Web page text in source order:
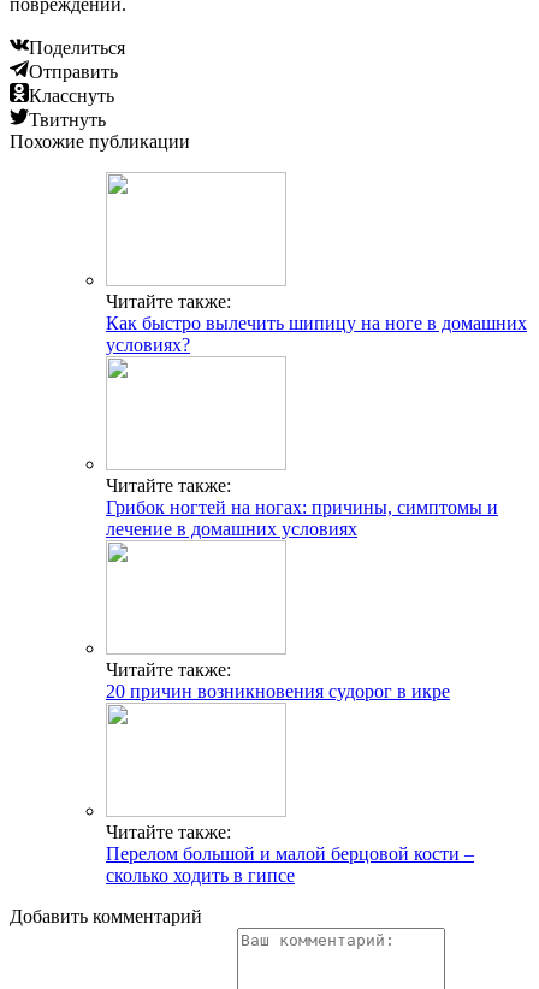
Поделиться
Отправить
Класснуть
Твитнуть
Похожие публикации
Читайте также:
Как быстро вылечить шипицу на ноге в домашних
условиях?
Читайте также:
Грибок ногтей на ногах: причины, симптомы и
лечение в домашних условиях
Читайте также:
20 причин возникновения судорог в икре
Читайте также:
Перелом большой и малой берцовой кости –
сколько ходить в гипсе
Добавить комментарий